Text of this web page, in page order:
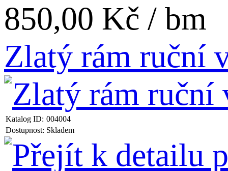
850,00 Kč / bm
Zlatý rám ruční
Katalog ID: 004004
Dostupnost: Skladem